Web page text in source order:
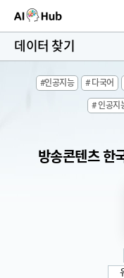
AI-Hub
데이터 찾기
#인공지능 # 다국어
# 인공지
방송콘텐츠 한